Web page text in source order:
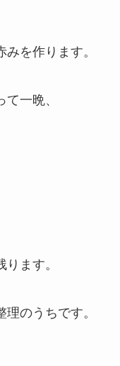
を作ります。
一晩、
ます。
のうちです。